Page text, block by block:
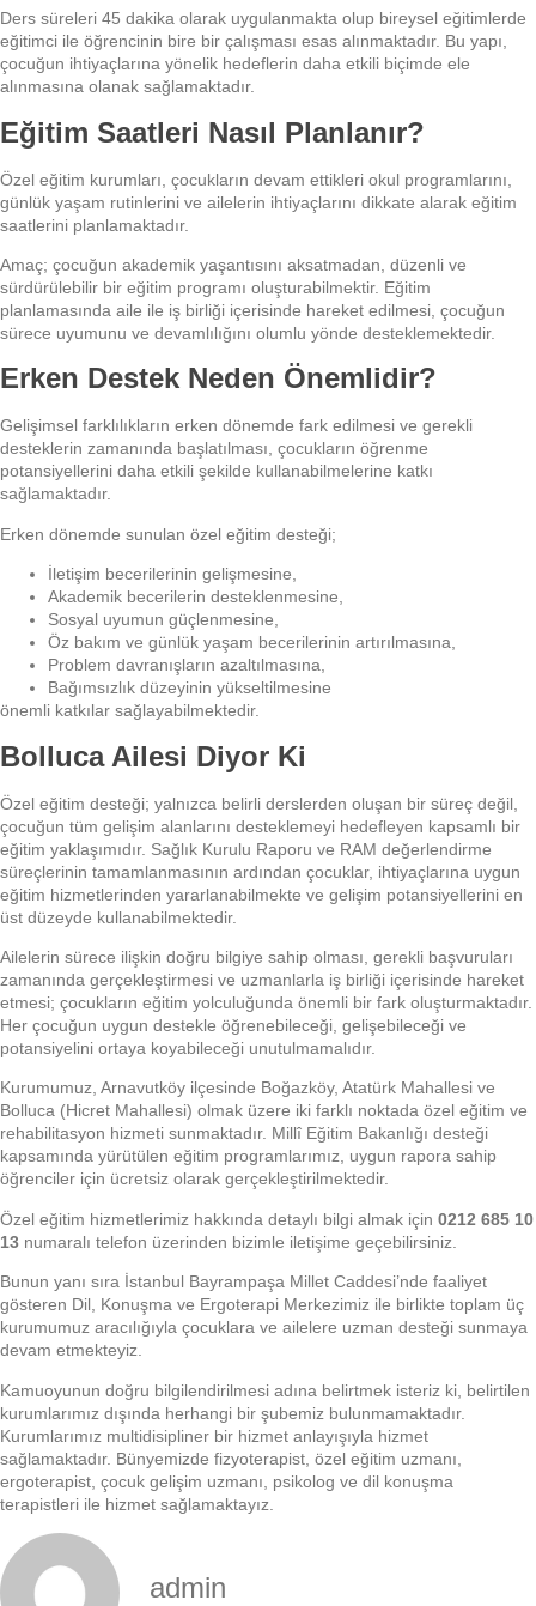
Ders süreleri 45 dakika olarak uygulanmakta olup bireysel eğitimlerde
eğitimci ile öğrencinin bire bir çalışması esas alınmaktadır. Bu yapı,
çocuğun ihtiyaçlarına yönelik hedeflerin daha etkili biçimde ele
alınmasına olanak sağlamaktadır.
Eğitim Saatleri Nasıl Planlanır?
Özel eğitim kurumları, çocukların devam ettikleri okul programlarını,
günlük yaşam rutinlerini ve ailelerin ihtiyaçlarını dikkate alarak eğitim
saatlerini planlamaktadır.
Amaç; çocuğun akademik yaşantısını aksatmadan, düzenli ve
sürdürülebilir bir eğitim programı oluşturabilmektir. Eğitim
planlamasında aile ile iş birliği içerisinde hareket edilmesi, çocuğun
sürece uyumunu ve devamlılığını olumlu yönde desteklemektedir.
Erken Destek Neden Önemlidir?
Gelişimsel farklılıkların erken dönemde fark edilmesi ve gerekli
desteklerin zamanında başlatılması, çocukların öğrenme
potansiyellerini daha etkili şekilde kullanabilmelerine katkı
sağlamaktadır.
Erken dönemde sunulan özel eğitim desteği;
İletişim becerilerinin gelişmesine,
Akademik becerilerin desteklenmesine,
Sosyal uyumun güçlenmesine,
Öz bakım ve günlük yaşam becerilerinin artırılmasına,
Problem davranışların azaltılmasına,
Bağımsızlık düzeyinin yükseltilmesine
önemli katkılar sağlayabilmektedir.
Bolluca Ailesi Diyor Ki
Özel eğitim desteği; yalnızca belirli derslerden oluşan bir süreç değil,
çocuğun tüm gelişim alanlarını desteklemeyi hedefleyen kapsamlı bir
eğitim yaklaşımıdır. Sağlık Kurulu Raporu ve RAM değerlendirme
süreçlerinin tamamlanmasının ardından çocuklar, ihtiyaçlarına uygun
eğitim hizmetlerinden yararlanabilmekte ve gelişim potansiyellerini en
üst düzeyde kullanabilmektedir.
Ailelerin sürece ilişkin doğru bilgiye sahip olması, gerekli başvuruları
zamanında gerçekleştirmesi ve uzmanlarla iş birliği içerisinde hareket
etmesi; çocukların eğitim yolculuğunda önemli bir fark oluşturmaktadır.
Her çocuğun uygun destekle öğrenebileceği, gelişebileceği ve
potansiyelini ortaya koyabileceği unutulmamalıdır.
Kurumumuz, Arnavutköy ilçesinde Boğazköy, Atatürk Mahallesi ve
Bolluca (Hicret Mahallesi) olmak üzere iki farklı noktada özel eğitim ve
rehabilitasyon hizmeti sunmaktadır. Millî Eğitim Bakanlığı desteği
kapsamında yürütülen eğitim programlarımız, uygun rapora sahip
öğrenciler için ücretsiz olarak gerçekleştirilmektedir.
Özel eğitim hizmetlerimiz hakkında detaylı bilgi almak için 0212 685 10
13 numaralı telefon üzerinden bizimle iletişime geçebilirsiniz.
Bunun yanı sıra İstanbul Bayrampaşa Millet Caddesi’nde faaliyet
gösteren Dil, Konuşma ve Ergoterapi Merkezimiz ile birlikte toplam üç
kurumumuz aracılığıyla çocuklara ve ailelere uzman desteği sunmaya
devam etmekteyiz.
Kamuoyunun doğru bilgilendirilmesi adına belirtmek isteriz ki, belirtilen
kurumlarımız dışında herhangi bir şubemiz bulunmamaktadır.
Kurumlarımız multidisipliner bir hizmet anlayışıyla hizmet
sağlamaktadır. Bünyemizde fizyoterapist, özel eğitim uzmanı,
ergoterapist, çocuk gelişim uzmanı, psikolog ve dil konuşma
terapistleri ile hizmet sağlamaktayız.
admin